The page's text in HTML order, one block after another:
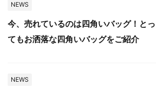
NEWS
今、売れているのは四角いバッグ！とっ
てもお洒落な四角いバッグをご紹介
NEWS